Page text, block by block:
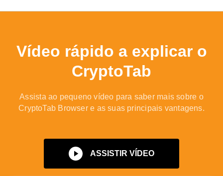
Vídeo rápido a explicar o
CryptoTab
Assista ao pequeno vídeo para saber mais sobre o
CryptoTab Browser e as suas principais vantagens.
ASSISTIR VÍDEO